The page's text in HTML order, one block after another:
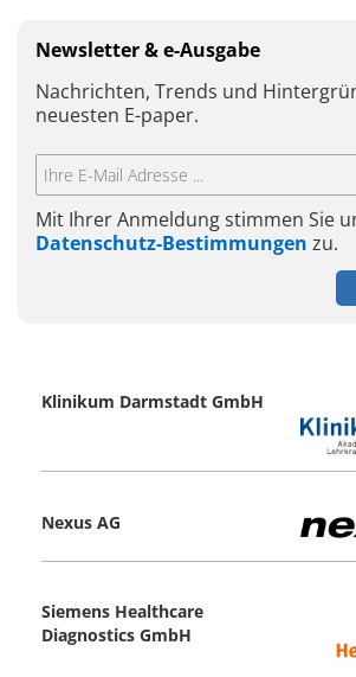
Newsletter & e-Ausgabe
Nachrichten, Trends und
neuesten E-paper.
Mit Ihrer Anmeldung stimmen Sie
Datenschutz-Bestimmungen zu.
Klinikum Darmstadt GmbH
Nexus AG
Siemens Healthcare
Diagnostics GmbH